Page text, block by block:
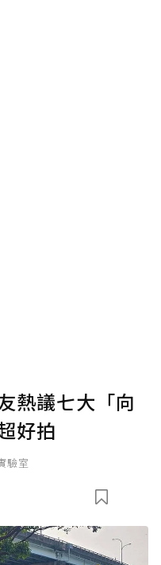
熱議七大「向
好拍
驗室